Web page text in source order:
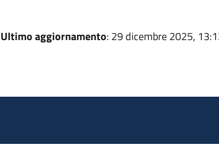
Ultimo aggiornamento: 29 dicembre 2025,